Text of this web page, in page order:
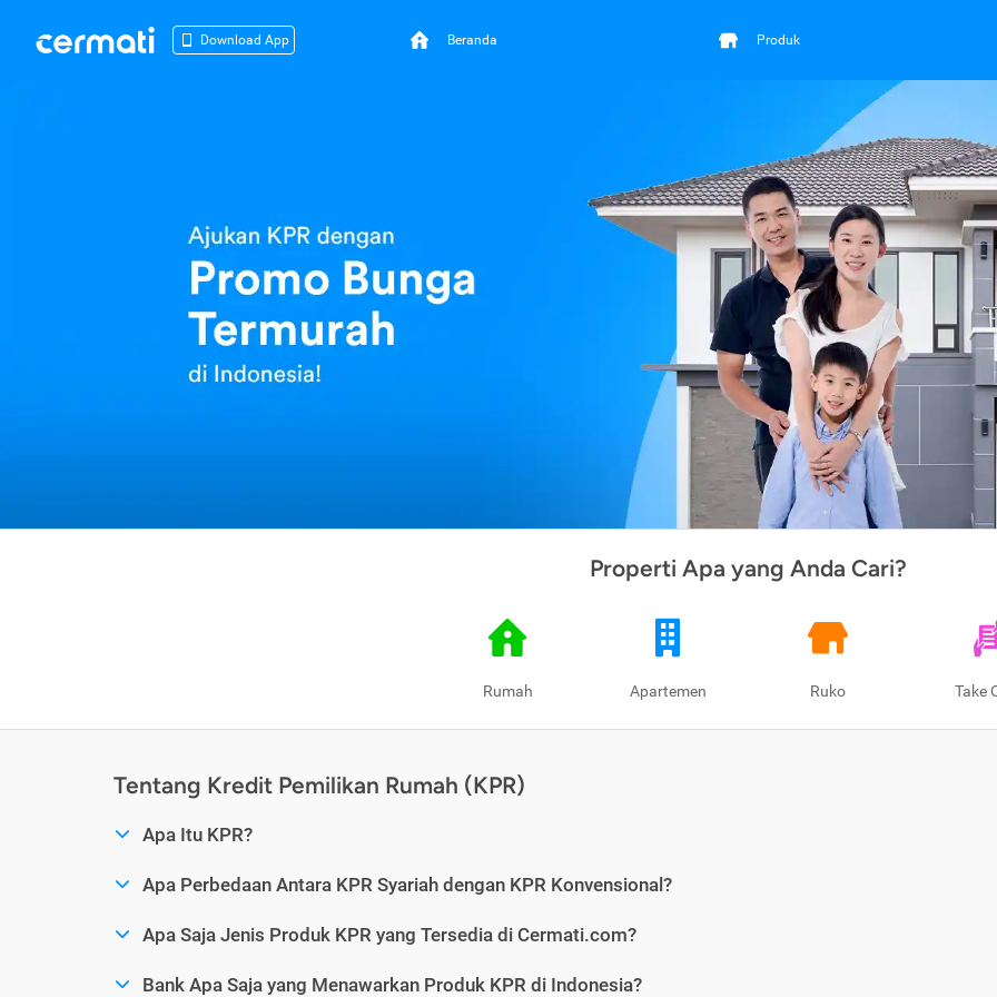
Download App Beranda Produk
Properti Apa yang Anda Cari?
Rumah Apartemen Ruko Take
Tentang Kredit Pemilikan Rumah (KPR)
Apa Itu KPR?
Apa Perbedaan Antara KPR Syariah dengan KPR Konvensional?
Apa Saja Jenis Produk KPR yang Tersedia di Cermati.com?
Bank Apa Saja yang Menawarkan Produk KPR di Indonesia?